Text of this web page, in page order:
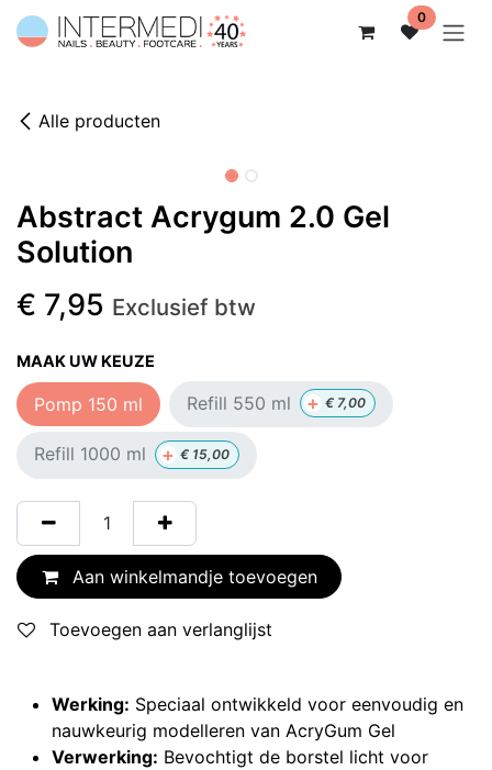
Overslaan naar inhoud 0
Alle producten
Abstract Acrygum 2.0 Gel
Solution
Werking: Speciaal ontwikkeld voor eenvoudig en
nauwkeurig modelleren van AcryGum Gel
Verwerking: Bevochtigt de borstel licht voor
€ 7,95 Exclusief btw
MAAK UW KEUZE
Pomp 150 ml Refill 550 ml + €7,00
Refill 1000 ml + € 15,00
Aan winkelmandje toevoegen
Toevoegen aan verlanglijst